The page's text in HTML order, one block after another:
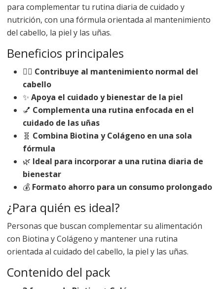
para complementar tu rutina diaria de cuidado y
nutrición, con una fórmula orientada al mantenimiento
del cabello, la piel y las uñas.
Beneficios principales
💇‍♀️ Contribuye al mantenimiento normal del
cabello
✨ Apoya el cuidado y bienestar de la piel
💅 Complementa una rutina enfocada en el
cuidado de las uñas
🧬 Combina Biotina y Colágeno en una sola
fórmula
🌿 Ideal para incorporar a una rutina diaria de
bienestar
💰 Formato ahorro para un consumo prolongado
¿Para quién es ideal?
Personas que buscan complementar su alimentación
con Biotina y Colágeno y mantener una rutina
orientada al cuidado del cabello, la piel y las uñas.
Contenido del pack